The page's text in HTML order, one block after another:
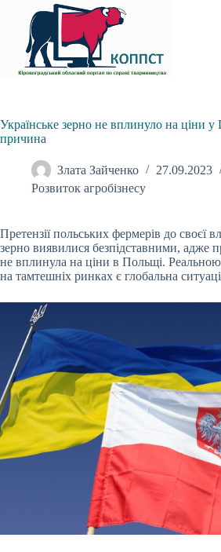
вмісту
Українське зерно не вплинуло на ціни у
причина
Злата Зайченко
27.09.2023
Розвиток агробізнесу
Претензії польських фермерів до своєї
зерно виявилися безпідставними, адже
не вплинула на ціни в Польщі. Реальною
на тамтешніх ринках є глобальна